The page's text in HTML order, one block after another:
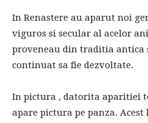
In Renastere au aparut noi
viguros si secular al acelor
proveneau din traditia antica
continuat sa fie dezvoltate.
In pictura , datorita aparitiei
apare pictura pe panza.